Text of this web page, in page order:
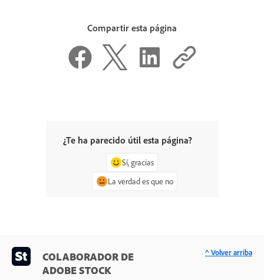
Compartir esta página
¿Te ha parecido útil esta página?
Sí, gracias
La verdad es que no
COLABORADOR DE
ADOBE STOCK
^ Volver arriba